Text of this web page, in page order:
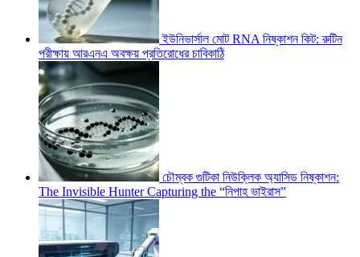
ইউনিভার্সাল মোট RNA নিষ্কাশন কিট: রুটিন
পরীক্ষায় আরএনএ অবক্ষয় প্রতিরোধের চাবিকাঠি
চৌম্বক গুটিকা নিউক্লিক অ্যাসিড নিষ্কাশন:
The Invisible Hunter Capturing the “নিপাহ ভাইরাস”